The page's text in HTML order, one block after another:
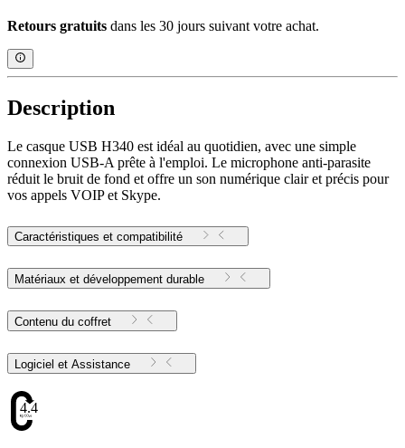
Retours gratuits dans les 30 jours suivant votre achat.
Description
Le casque USB H340 est idéal au quotidien, avec une simple
connexion USB-A prête à l'emploi. Le microphone anti-parasite
réduit le bruit de fond et offre un son numérique clair et précis pour
vos appels VOIP et Skype.
Caractéristiques et compatibilité
Matériaux et développement durable
Contenu du coffret
Logiciel et Assistance
4.47